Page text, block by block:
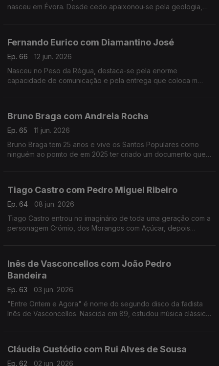
nasceu em Évora. Desde cedo apaixonou-se pela geologia,
Fernando Eurico com Diamantino José
Ep. 66
12 jun. 2026
Nasceu no Peso da Régua, destaca-se pela enorme
capacidade de comunicação e pela entrega que coloca m
Bruno Braga com Andreia Rocha
Ep. 65
11 jun. 2026
Bruno Braga tem 25 anos e vive os Santos Populares como
ninguém ao pomto de em 2025 ter criado um documento que
Tiago Castro com Pedro Miguel Ribeiro
Ep. 64
08 jun. 2026
Tiago Castro entrou no imaginário de toda uma geração com a
personagem Crómio, dos Morangos com Açúcar, depois
Inês de Vasconcellos com João Pedro
Bandeira
Ep. 63
03 jun. 2026
"Entre Ontem e Agora" é nome do segundo disco da fadista
Inês de Vasconcellos. Nascida em 89, estudou música clássica,
Cláudia Custódio com Rui Alves de Sousa
Ep. 62
02 jun. 2026